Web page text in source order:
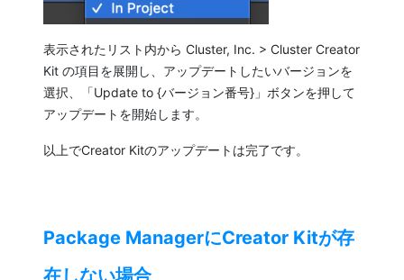
表示されたリスト内から Cluster, Inc. > Cluster Creator
Kit の項目を展開し、アップデートしたいバージョンを
選択、「Update to {バージョン番号}」ボタンを押して
アップデートを開始します。
以上でCreator Kitのアップデートは完了です。
Package ManagerにCreator Kitが存
在しない場合